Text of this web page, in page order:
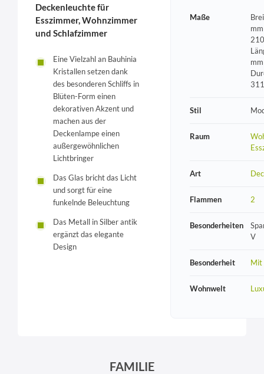
Deckenleuchte für
Esszimmer, Wohnzimmer
und Schlafzimmer
Eine Vielzahl an Bauhinia
Kristallen setzen dank
des besonderen Schliffs in
Blüten-Form einen
dekorativen Akzent und
machen aus der
Deckenlampe einen
außergewöhnlichen
Lichtbringer
Das Glas bricht das Licht
und sorgt für eine
funkelnde Beleuchtung
Das Metall in Silber antik
ergänzt das elegante
Design
Maße
Stil
Raum
Art
Flammen 2
Besonderheiten
V
Besonderheit Mit
Wohnwelt
FAMILIE